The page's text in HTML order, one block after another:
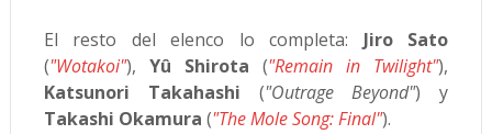
El resto del elenco lo completa: Jiro Sato
("Wotakoi"), Yû Shirota ("Remain in Twilight"),
Katsunori Takahashi ("Outrage Beyond") y
Takashi Okamura ("The Mole Song: Final").